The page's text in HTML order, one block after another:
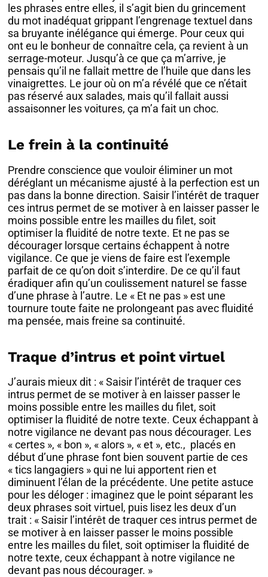
les phrases entre elles, il s’agit bien du grincement
du mot inadéquat grippant l’engrenage textuel dans
sa bruyante inélégance qui émerge. Pour ceux qui
ont eu le bonheur de connaître cela, ça revient à un
serrage-moteur. Jusqu’à ce que ça m’arrive, je
pensais qu’il ne fallait mettre de l’huile que dans les
vinaigrettes. Le jour où on m’a révélé que ce n’était
pas réservé aux salades, mais qu’il fallait aussi
assaisonner les voitures, ça m’a fait un choc.
Le frein à la continuité
Prendre conscience que vouloir éliminer un mot
déréglant un mécanisme ajusté à la perfection est un
pas dans la bonne direction. Saisir l’intérêt de traquer
ces intrus permet de se motiver à en laisser passer le
moins possible entre les mailles du filet, soit
optimiser la fluidité de notre texte. Et ne pas se
décourager lorsque certains échappent à notre
vigilance. Ce que je viens de faire est l’exemple
parfait de ce qu’on doit s’interdire. De ce qu’il faut
éradiquer afin qu’un coulissement naturel se fasse
d’une phrase à l’autre. Le « Et ne pas » est une
tournure toute faite ne prolongeant pas avec fluidité
ma pensée, mais freine sa continuité.
Traque d’intrus et point virtuel
J’aurais mieux dit : « Saisir l’intérêt de traquer ces
intrus permet de se motiver à en laisser passer le
moins possible entre les mailles du filet, soit
optimiser la fluidité de notre texte. Ceux échappant à
notre vigilance ne devant pas nous décourager. Les
« certes », « bon », « alors », « et », etc., placés en
début d’une phrase font bien souvent partie de ces
« tics langagiers » qui ne lui apportent rien et
diminuent l’élan de la précédente. Une petite astuce
pour les déloger : imaginez que le point séparant les
deux phrases soit virtuel, puis lisez les deux d’un
trait : « Saisir l’intérêt de traquer ces intrus permet de
se motiver à en laisser passer le moins possible
entre les mailles du filet, soit optimiser la fluidité de
notre texte, ceux échappant à notre vigilance ne
devant pas nous décourager. »